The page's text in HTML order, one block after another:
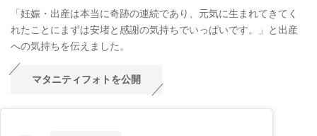
「妊娠・出産は本当に奇跡の連続であり、元気に生まれてきてく
れたことにまずは安堵と感謝の気持ちでいっぱいです。」と出産
への気持ちを伝えました。
マタニティフォトを公開